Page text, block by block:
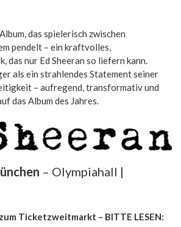
das spielerisch zwischen
pendelt – ein kraftvolles,
das nur Ed Sheeran so liefern kann.
als ein strahlendes Statement seiner
– aufregend, transformativ und
das Album des Jahres.
– Olympiahall |
Ticketzweitmarkt – BITTE LESEN: